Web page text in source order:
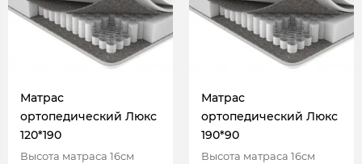
Матрас
ортопедический Люкс
120*190
Высота матраса 16см
Матрас
ортопедический Люкс
190*90
Высота матраса 16см